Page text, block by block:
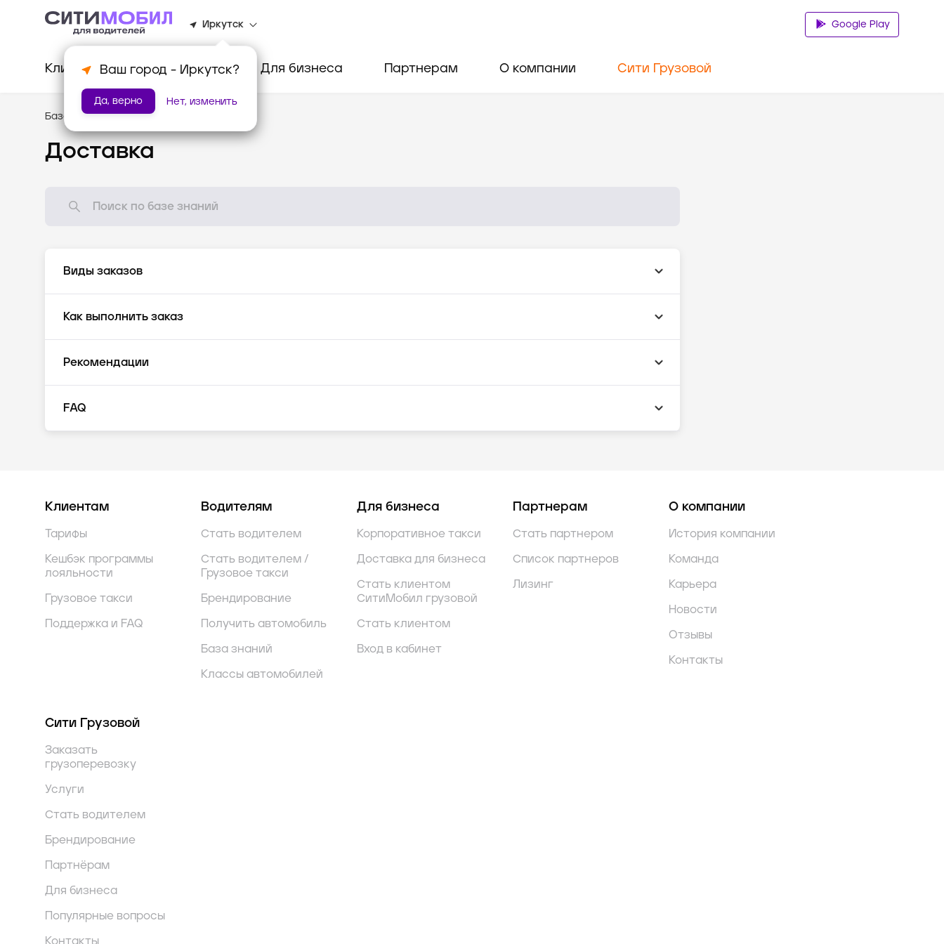
Иркутск
Ваш город - Иркутск?
Да, верно Нет, изменить
Google Play
Клиентам Водителям Для бизнеса Партнерам О компании Сити Грузовой
База знаний /Доставка
Доставка
Виды заказов
Как выполнить заказ
Рекомендации
FAQ
Клиентам
Тарифы
Кешбэк программы
лояльности
Грузовое такси
Поддержка и FAQ
Водителям
Стать водителем
Стать водителем /
Грузовое такси
Брендирование
Получить автомобиль
База знаний
Классы автомобилей
Для бизнеса
Корпоративное такси
Доставка для бизнеса
Стать клиентом
СитиМобил грузовой
Стать клиентом
Вход в кабинет
Партнерам
Стать партнером
Список партнеров
Лизинг
О компании
История компании
Команда
Карьера
Новости
Отзывы
Контакты
Сити Грузовой
Заказать
грузоперевозку
Услуги
Стать водителем
Брендирование
Партнёрам
Для бизнеса
Популярные вопросы
Контакты